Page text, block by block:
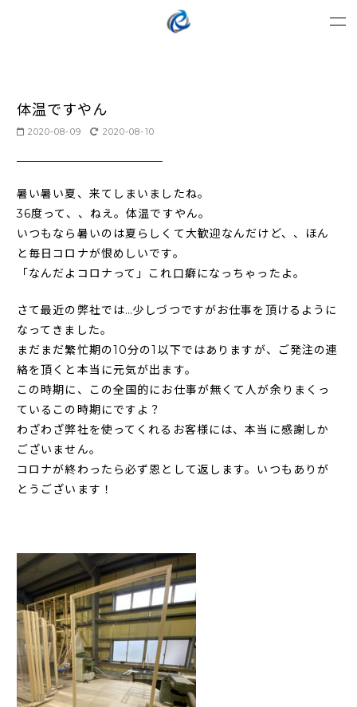
体温ですやん
2020-08-09 2020-08-10
暑い暑い夏、来てしまいましたね。
36度って、、ねえ。体温ですやん。
いつもなら暑いのは夏らしくて大歓迎なんだけど、、ほん
と毎日コロナが恨めしいです。
「なんだよコロナって」これ口癖になっちゃったよ。
さて最近の弊社では…少しづつですがお仕事を頂けるように
なってきました。
まだまだ繁忙期の10分の1以下ではありますが、ご発注の連
絡を頂くと本当に元気が出ます。
この時期に、この全国的にお仕事が無くて人が余りまくっ
ているこの時期にですよ？
わざわざ弊社を使ってくれるお客様には、本当に感謝しか
ございません。
コロナが終わったら必ず恩として返します。いつもありが
とうございます！